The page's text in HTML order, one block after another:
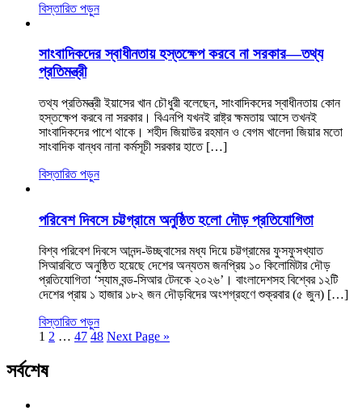
বিস্তারিত পড়ুন
সাংবাদিকদের স্বাধীনতায় হস্তক্ষেপ করবে না সরকার—তথ্য
প্রতিমন্ত্রী
তথ্য প্রতিমন্ত্রী ইয়াসের খান চৌধুরী বলেছেন, সাংবাদিকদের স্বাধীনতায় কোন
হস্তক্ষেপ করবে না সরকার। বিএনপি যখনই রাষ্ট্র ক্ষমতায় আসে তখনই
সাংবাদিকদের পাশে থাকে। শহীদ জিয়াউর রহমান ও বেগম খালেদা জিয়ার মতো
সাংবাদিক বান্ধব নানা কর্মসূচী সরকার হাতে […]
বিস্তারিত পড়ুন
পরিবেশ দিবসে চট্টগ্রামে অনুষ্ঠিত হলো দৌড় প্রতিযোগিতা
বিশ্ব পরিবেশ দিবসে আনন্দ-উচ্ছ্বাসের মধ্য দিয়ে চট্টগ্রামের ফুসফুসখ্যাত
সিআরবিতে অনুষ্ঠিত হয়েছে দেশের অন্যতম জনপ্রিয় ১০ কিলোমিটার দৌড়
প্রতিযোগিতা ‘স্যাম বন্ড-সিআর টেনকে ২০২৬’। বাংলাদেশসহ বিশ্বের ১২টি
দেশের প্রায় ১ হাজার ১৮২ জন দৌড়বিদের অংশগ্রহণে শুক্রবার (৫ জুন) […]
বিস্তারিত পড়ুন
1 2 … 47 48 Next Page »
সর্বশেষ